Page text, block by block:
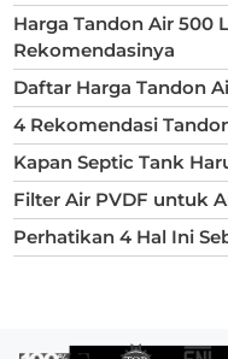
Harga Tandon Air 500
Rekomendasinya
Daftar Harga Tandon
4 Rekomendasi
Kapan Septic Tank
Filter Air PVDF untuk
Perhatikan 4 Hal Ini